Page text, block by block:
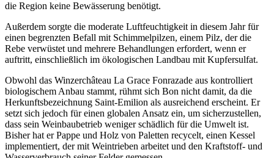
die Region keine Bewässerung benötigt.
Außerdem sorgte die moderate Luftfeuchtigkeit in diesem Jahr für
einen begrenzten Befall mit Schimmelpilzen, einem Pilz, der die
Rebe verwüstet und mehrere Behandlungen erfordert, wenn er
auftritt, einschließlich im ökologischen Landbau mit Kupfersulfat.
Obwohl das Winzerchâteau La Grace Fonrazade aus kontrolliert
biologischem Anbau stammt, rühmt sich Bon nicht damit, da die
Herkunftsbezeichnung Saint-Emilion als ausreichend erscheint. Er
setzt sich jedoch für einen globalen Ansatz ein, um sicherzustellen,
dass sein Weinbaubetrieb weniger schädlich für die Umwelt ist.
Bisher hat er Pappe und Holz von Paletten recycelt, einen Kessel
implementiert, der mit Weintrieben arbeitet und den Kraftstoff- und